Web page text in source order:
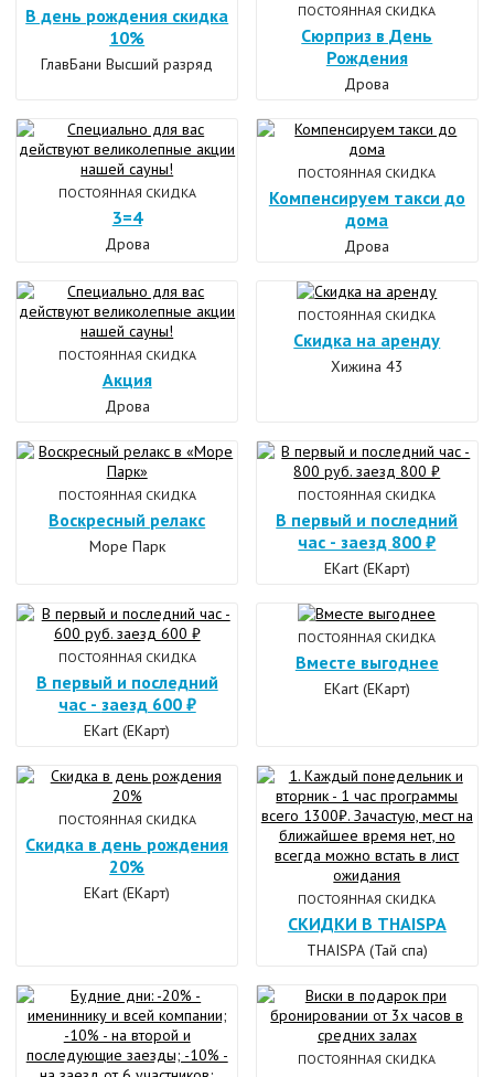
В день рождения скидка
10%
ГлавБани Высший разряд
ПОСТОЯННАЯ СКИДКА
Сюрприз в День
Рождения
Дрова
ПОСТОЯННАЯ СКИДКА
3=4
Дрова
ПОСТОЯННАЯ СКИДКА
Компенсируем такси до
дома
Дрова
ПОСТОЯННАЯ СКИДКА
Акция
Дрова
ПОСТОЯННАЯ СКИДКА
Скидка на аренду
Хижина 43
ПОСТОЯННАЯ СКИДКА
Воскресный релакс
Море Парк
ПОСТОЯННАЯ СКИДКА
В первый и последний
час - заезд 800 ₽
EKart (ЕКарт)
ПОСТОЯННАЯ СКИДКА
В первый и последний
час - заезд 600 ₽
EKart (ЕКарт)
ПОСТОЯННАЯ СКИДКА
Вместе выгоднее
EKart (ЕКарт)
ПОСТОЯННАЯ СКИДКА
Скидка в день рождения
20%
EKart (ЕКарт) ПОСТОЯННАЯ СКИДКА
СКИДКИ В THAISPA
THAISPA (Тай спа)
ПОСТОЯННАЯ СКИДКА